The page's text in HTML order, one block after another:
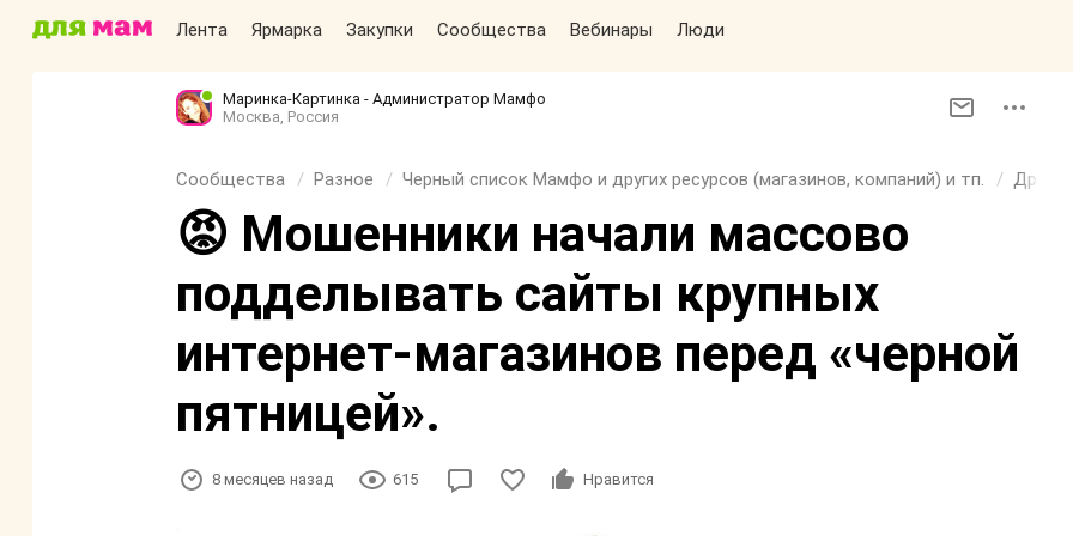
Лента Ярмарка Закупки Сообщества Вебинары Люди
Маринка-Картинка - Администратор Мамфо
Москва, Россия
Сообщества Разное Черный список Мамфо и других ресурсов (магазинов, компаний) и тп.
😡 Мошенники начали массово
подделывать сайты крупных
интернет-магазинов перед «черной
пятницей».
8 месяцев назад 615 Нравится